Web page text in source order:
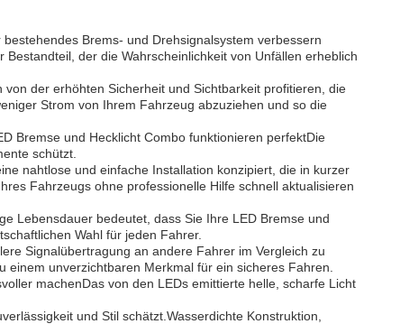
Brems- und Drehsignalsystem verbessern
der die Wahrscheinlichkeit von Unfällen erheblich
der erhöhten Sicherheit und Sichtbarkeit profitieren, die
Strom von Ihrem Fahrzeug abzuziehen und so die
Bremse und Hecklicht Combo funktionieren perfektDie
schützt.
nahtlose und einfache Installation konzipiert, die in kurzer
Fahrzeugs ohne professionelle Hilfe schnell aktualisieren
Lebensdauer bedeutet, dass Sie Ihre LED Bremse und
Wahl für jeden Fahrer.
Signalübertragung an andere Fahrer im Vergleich zu
unverzichtbaren Merkmal für ein sicheres Fahren.
machenDas von den LEDs emittierte helle, scharfe Licht
und Stil schätzt.Wasserdichte Konstruktion,